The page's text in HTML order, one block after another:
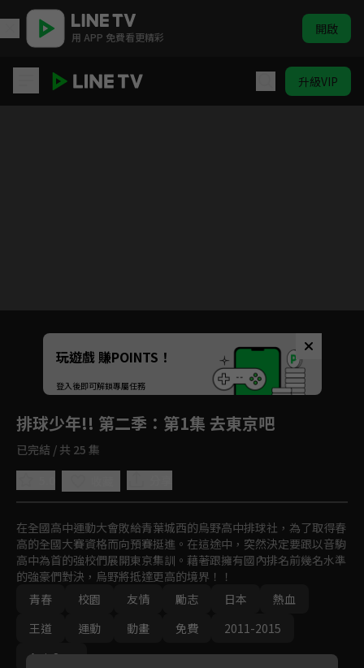
用 APP 免費看更精彩 開啟
升級VIP
Unmute
如有不便請見諒
玩遊戲 賺POINTS！
登入後即可解鎖專屬任務
排球少年!! 第二季 ：第1集 去東京吧
已完結 / 共 25 集
在全國高中運動大會敗給青葉城西的烏野高中排球社，為了取得春
高的全國大賽資格而向預賽挺進。在這途中，突然決定要跟以音駒
高中為首的強校們展開東京集訓。藉著跟擁有國內排名前幾名水準
的強豪們對決，烏野將抵達更高的境界！！
青春
校園 友情 勵志 日本
熱血
王道
運動 動畫 免費
2011-2015
Ani-One